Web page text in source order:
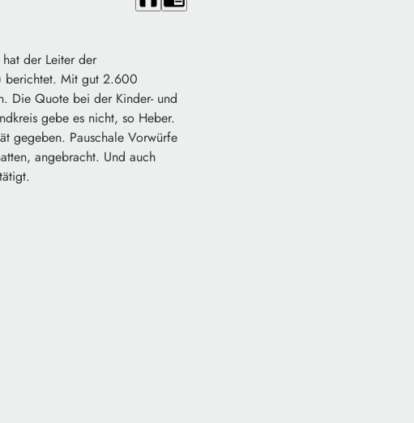
der Leiter der
berichtet. Mit gut 2.600
Die Quote bei der Kinder- und
gebe es nicht, so Heber.
gegeben. Pauschale Vorwürfe
angebracht. Und auch